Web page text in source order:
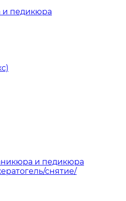
и педикюра
и педикюра
снятие/